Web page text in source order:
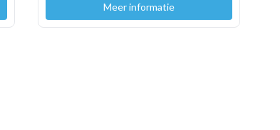
Meer informatie